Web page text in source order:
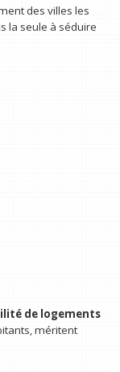
des villes les
la seule à séduire
de logements
méritent